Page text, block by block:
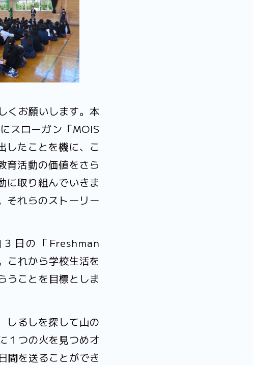
くお願いします。本
スローガン「MOIS
したことを機に、こ
育活動の価値をさら
に取り組んでいきま
それらのストーリー
日の「Freshman
これから学校生活を
うことを目標としま
しるしを探して山の
１つの火を見つめオ
間を送ることができ